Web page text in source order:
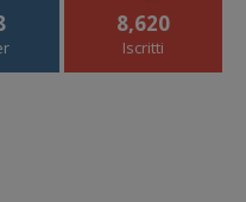
8,620
Iscritti